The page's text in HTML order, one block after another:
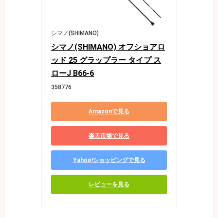
シマノ(SHIMANO)
シマノ(SHIMANO) オフショアロ
ッド 25 グラップラー タイプ ス
ローJ B66-6
358776
Amazonで見る
楽天市場で見る
Yahoo!ショッピングで見る
レビューを見る